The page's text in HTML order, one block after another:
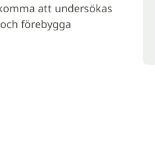
att undersökas
förebygga